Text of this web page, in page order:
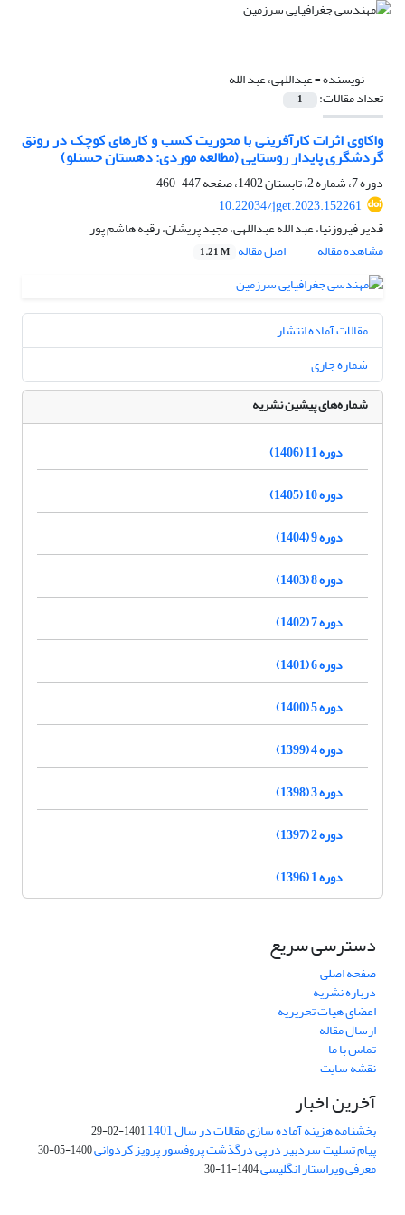
نویسنده =عبداللهی، عبد الله
تعداد مقالات: 1
واکاوی اثرات کارآفرینی با محوریت کسب و کارهای کوچک در رونق
گردشگری پایدار روستایی (مطالعه موردی: دهستان حسنلو)
دوره 7، شماره 2، تابستان 1402، صفحه
447-460
10.22034/jget.2023.152261
قدیر فیروزنیا، عبد الله عبداللهی، مجید پریشان، رقیه هاشم پور
مشاهده مقاله
اصل مقاله 1.21 M
مقالات آماده انتشار
شماره جاری
شماره‌های پیشین نشریه
دوره 11 (1406)
دوره 10 (1405)
دوره 9 (1404)
دوره 8 (1403)
دوره 7 (1402)
دوره 6 (1401)
دوره 5 (1400)
دوره 4 (1399)
دوره 3 (1398)
دوره 2 (1397)
دوره 1 (1396)
دسترسی سریع
صفحه اصلی
درباره نشریه
اعضای هیات تحریریه
ارسال مقاله
تماس با ما
نقشه سایت
آخرین اخبار
بخشنامه هزینه آماده سازی مقالات در سال 1401 1401-02-29
پیام تسلیت سردبیر در پی درگذشت پروفسور پرویز کردوانی1400-05-30
معرفی ویراستار انگلیسی1404-11-30